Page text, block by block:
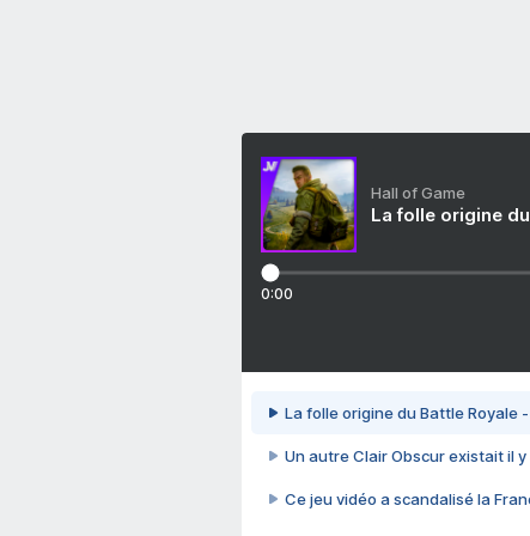
Hall of Game
La folle origine
0:00
La folle origine du Battle Royale
Un autre Clair Obscur existait il
Ce jeu vidéo a scandalisé la